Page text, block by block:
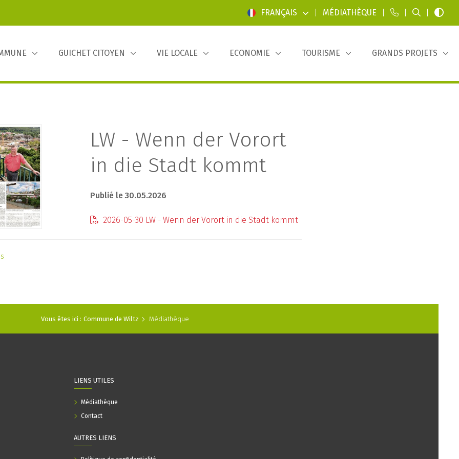
FRANÇAIS MÉDIATHÈQUE
GUICHET CITOYEN VIE LOCALE ECONOMIE TOURISME GRANDS PROJETS
LW - Wenn der Vorort
in die Stadt kommt
Publié le 30.05.2026
2026-05-30 LW - Wenn der Vorort in die Stadt kommt
Vous êtes ici : Commune de Wiltz Médiathèque
LIENS UTILES
Médiathèque
Contact
AUTRES LIENS